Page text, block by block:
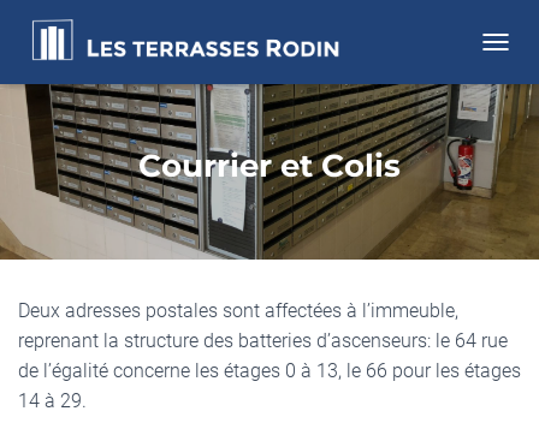
Courrier et Colis
Deux adresses postales sont affectées à l’immeuble,
reprenant la structure des batteries d’ascenseurs: le 64 rue
de l’égalité concerne les étages 0 à 13, le 66 pour les étages
14 à 29.